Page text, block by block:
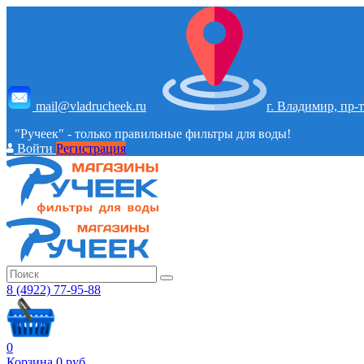
mail@vladrucheek.ru
г. Владимир, пр-
"Ручеек" - только правильные фильтры для воды!
ВойтиРегистрация
8 (4922) 77-95-88
0